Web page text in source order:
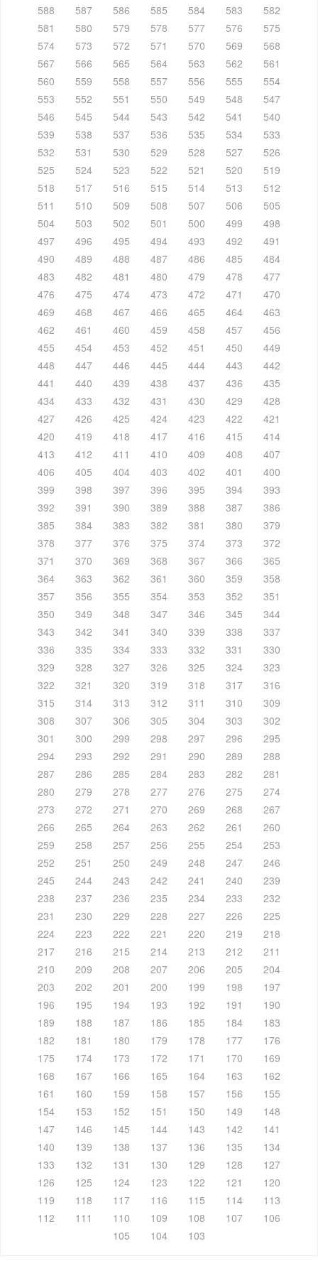
588
587 586 585 584 583
582
581
580 579 578 577 576
575
574
573 572 571 570 569
568
567
566 565 564 563 562
561
560
559 558 557 556 555
554
553
552 551 550 549 548
547
546
545 544 543 542 541
540
539
538 537 536 535 534
533
532
531 530 529 528 527
526
525
524 523 522 521 520
519
518
517 516 515 514 513
512
511
510 509 508 507 506
505
504
503 502 501 500 499
498
497
496 495 494 493 492
491
490
489 488 487 486 485
484
483
482 481 480 479 478
477
476
475 474 473 472 471
470
469
468 467 466 465 464
463
462
461 460 459 458 457
456
455
454 453 452 451 450
449
448
447 446 445 444 443
442
441
440 439 438 437 436
435
434
433 432 431 430 429
428
427
426 425 424 423 422
421
420
419 418 417 416 415
414
413
412 411 410 409 408
407
406
405 404 403 402 401
400
399
398 397 396 395 394
393
392
391 390 389 388 387
386
385
384 383 382 381 380
379
378
377 376 375 374 373
372
371
370 369 368 367 366
365
364
363 362 361 360 359
358
357
356 355 354 353 352
351
350
349 348 347 346 345
344
343
342 341 340 339 338
337
336
335 334 333 332 331
330
329
328 327 326 325 324
323
322
321 320 319 318 317
316
315
314 313 312 311 310
309
308
307 306 305 304 303
302
301
300 299 298 297 296
295
294
293 292 291 290 289
288
287
286 285 284 283 282
281
280
279 278 277 276 275
274
273
272 271 270 269 268
267
266
265 264 263 262 261
260
259
258 257 256 255 254
253
252
251 250 249 248 247
246
245
244 243 242 241 240
239
238
237 236 235 234 233
232
231
230 229 228 227 226
225
224
223 222 221 220 219
218
217
216 215 214 213 212
211
210
209 208 207 206 205
204
203
202 201 200 199 198
197
196
195 194 193 192 191
190
189
188 187 186 185 184
183
182
181 180 179 178 177
176
175
174 173 172 171 170
169
168
167 166 165 164 163
162
161
160 159 158 157 156
155
154
153 152 151 150 149
148
147
146 145 144 143 142
141
140
139 138 137 136 135
134
133
132 131 130 129 128
127
126
125 124 123 122 121
120
119
118 117 116 115 114
113
112
111 110 109 108 107
106
105
104 103